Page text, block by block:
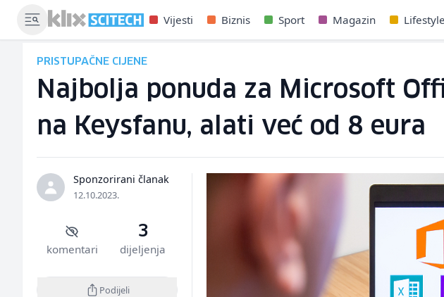
Vijesti Biznis Sport Magazin Lifestyle
PRISTUPAČNE CIJENE
Najbolja ponuda za Microsoft
na Keysfanu, alati već od 8 eura
Sponzorirani članak
12.10.2023.
komentari
3
dijeljenja
Podijeli